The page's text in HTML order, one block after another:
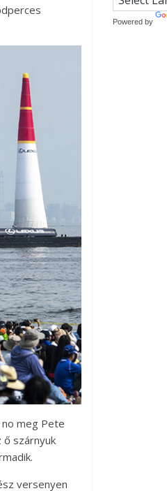
meg Pete
ő szárnyuk
versenyen
Powered by